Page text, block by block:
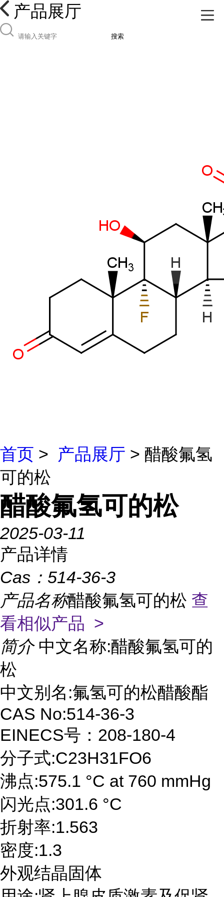
产品展厅
搜索
首页 > 产品展厅 > 醋酸氟氢
可的松
醋酸氟氢可的松
2025-03-11
产品详情
Cas： 514-36-3
产品名称醋酸氟氢可的松 查
看相似产品 >
简介 中文名称:醋酸氟氢可的
松
中文别名:氟氢可的松醋酸酯
CAS No:514-36-3
EINECS号：208-180-4
分子式:C23H31FO6
沸点:575.1 °C at 760 mmHg
闪光点:301.6 °C
折射率:1.563
密度:1.3
外观结晶固体